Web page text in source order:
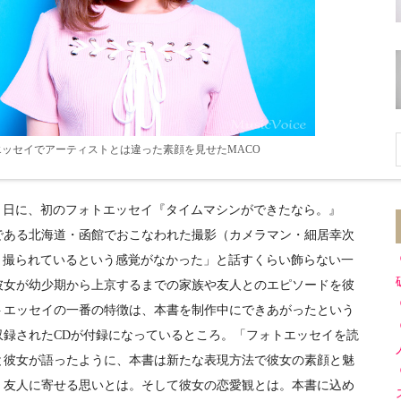
セイでアーティストとは違った素顔を見せたMACO
、初のフォトエッセイ『タイムマシンができたなら。』
る北海道・函館でおこなわれた撮影（カメラマン・細居幸次
られているという感覚がなかった」と話すくらい飾らない一
が幼少期から上京するまでの家族や友人とのエピソードを彼
ッセイの一番の特徴は、本書を制作中にできあがったという
されたCDが付録になっているところ。「フォトエッセイを読
女が語ったように、本書は新たな表現方法で彼女の素顔と魅
人に寄せる思いとは。そして彼女の恋愛観とは。本書に込め